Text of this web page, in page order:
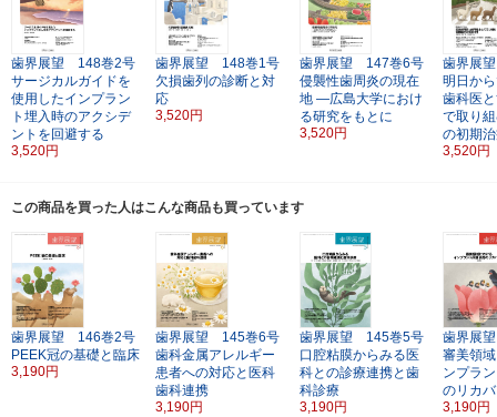
歯界展望 148巻2号
サージカルガイドを
使用したインプラン
ト埋入時のアクシデ
ントを回避する
3,520円
歯界展望 148巻1号
欠損歯列の診断と対
応
3,520円
歯界展望 147巻6号
侵襲性歯周炎の現在
地 ―広島大学におけ
る研究をもとに
3,520円
歯界展
明日か
歯科医
で取り
の初期
3,520円
この商品を買った人はこんな商品も買っています
歯界展望 146巻2号
PEEK冠の基礎と臨床
3,190円
歯界展望 145巻6号
歯科金属アレルギー
患者への対応と医科
歯科連携
3,190円
歯界展望 145巻5号
口腔粘膜からみる医
科との診療連携と歯
科診療
3,190円
歯界展
審美領
ンプラ
のリカ
3,190円